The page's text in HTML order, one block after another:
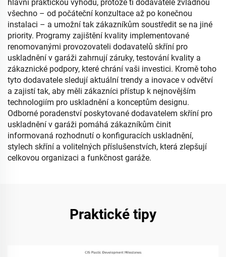
hlavní praktickou výhodu, protože ti dodavatelé zvládnou
všechno – od počáteční konzultace až po konečnou
instalaci – a umožní tak zákazníkům soustředit se na jiné
priority. Programy zajištění kvality implementované
renomovanými provozovateli dodavatelů skříní pro
uskladnění v garáži zahrnují záruky, testování kvality a
zákaznické podpory, které chrání vaši investici. Kromě toho
tyto dodavatele sledují aktuální trendy a inovace v odvětví
a zajistí tak, aby měli zákazníci přístup k nejnovějším
technologiím pro uskladnění a konceptům designu.
Odborné poradenství poskytované dodavatelem skříní pro
uskladnění v garáži pomáhá zákazníkům činit
informovaná rozhodnutí o konfiguracích uskladnění,
stylech skříní a volitelných příslušenstvích, která zlepšují
celkovou organizaci a funkčnost garáže.
Praktické tipy